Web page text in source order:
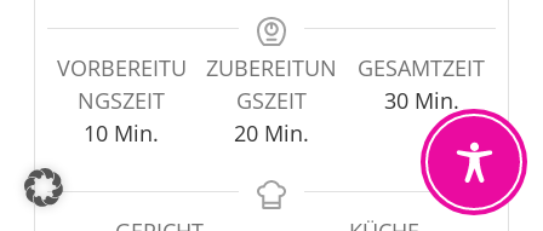
VORBEREITU
NGSZEIT
10Minuten
Min.
ZUBEREITUN
GSZEIT
20Minuten
Min.
GESAMTZEIT
30Minuten
Min.